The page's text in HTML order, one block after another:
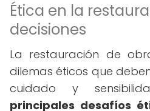
Ética en la
decisiones
La restauración de
dilemas éticos que
cuidado y
principales desafíos